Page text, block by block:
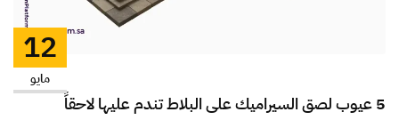
5 عيوب لصق السيراميك على البلاط تندم عليها لاحقاً
12
مايو